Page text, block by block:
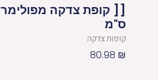
ס"מ
קופות צדקה
80.98 ₪